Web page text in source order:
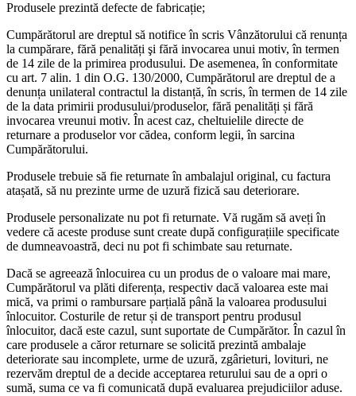
Produsele prezintă defecte de fabricație;
Cumpărătorul are dreptul să notifice în scris Vânzătorului că renunța
la cumpărare, fără penalități şi fără invocarea unui motiv, în termen
de 14 zile de la primirea produsului. De asemenea, în conformitate
cu art. 7 alin. 1 din O.G. 130/2000, Cumpărătorul are dreptul de a
denunța unilateral contractul la distanță, în scris, în termen de 14 zile
de la data primirii produsului/produselor, fără penalități și fără
invocarea vreunui motiv. În acest caz, cheltuielile directe de
returnare a produselor vor cădea, conform legii, în sarcina
Cumpărătorului.
Produsele trebuie să fie returnate în ambalajul original, cu factura
atașată, să nu prezinte urme de uzură fizică sau deteriorare.
Produsele personalizate nu pot fi returnate. Vă rugăm să aveți în
vedere că aceste produse sunt create după configurațiile specificate
de dumneavoastră, deci nu pot fi schimbate sau returnate.
Dacă se agreează înlocuirea cu un produs de o valoare mai mare,
Cumpărătorul va plăti diferența, respectiv dacă valoarea este mai
mică, va primi o rambursare parțială până la valoarea produsului
înlocuitor. Costurile de retur și de transport pentru produsul
înlocuitor, dacă este cazul, sunt suportate de Cumpărător. În cazul în
care produsele a căror returnare se solicită prezintă ambalaje
deteriorate sau incomplete, urme de uzură, zgârieturi, lovituri, ne
rezervăm dreptul de a decide acceptarea returului sau de a opri o
sumă, suma ce va fi comunicată după evaluarea prejudiciilor aduse.